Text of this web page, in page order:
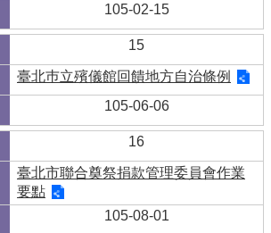
105-02-15
15
臺北巿立殯儀館回饋地方自治條例
105-06-06
16
臺北市聯合奠祭捐款管理委員會作業
要點
105-08-01